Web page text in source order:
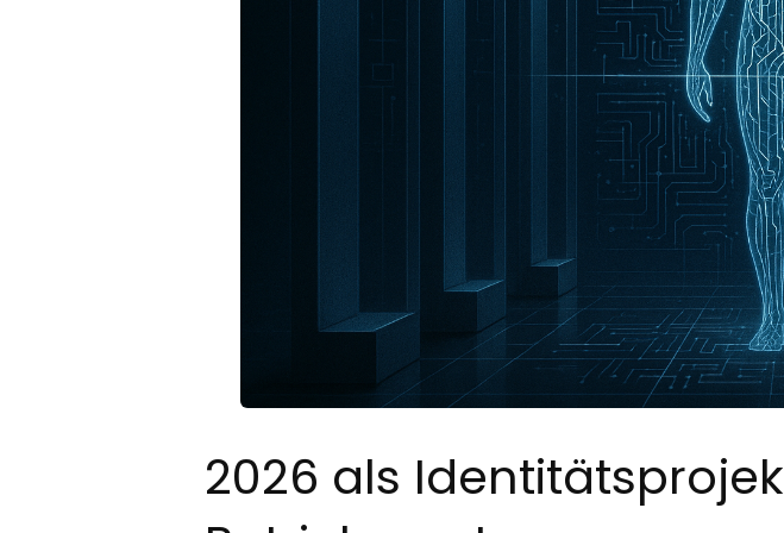
2026 als